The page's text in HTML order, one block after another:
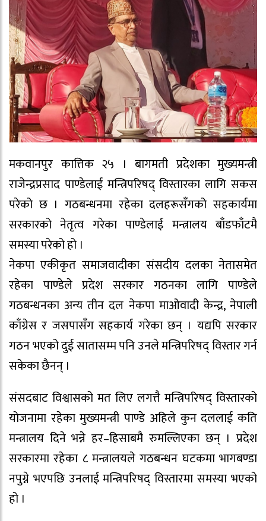
मकवानपुर कात्तिक २५ । बागमती प्रदेशका मुख्यमन्त्री
राजेन्द्रप्रसाद पाण्डेलाई मन्त्रिपरिषद् विस्तारका लागि सकस
परेको छ । गठबन्धनमा रहेका दलहरूसँगको सहकार्यमा
सरकारको नेतृत्व गरेका पाण्डेलाई मन्त्रालय बाँडफाँटमै
समस्या परेको हो ।
नेकपा एकीकृत समाजवादीका संसदीय दलका नेतासमेत
रहेका पाण्डेले प्रदेश सरकार गठनका लागि पाण्डेले
गठबन्धनका अन्य तीन दल नेकपा माओवादी केन्द्र, नेपाली
काँग्रेस र जसपासँग सहकार्य गरेका छन् । यद्यपि सरकार
गठन भएको दुई सातासम्म पनि उनले मन्त्रिपरिषद् विस्तार गर्न
सकेका छैनन् ।
संसदबाट विश्वासको मत लिए लगत्तै मन्त्रिपरिषद् विस्तारको
योजनामा रहेका मुख्यमन्त्री पाण्डे अहिले कुन दललाई कति
मन्त्रालय दिने भन्ने हर–हिसाबमै रुमल्लिएका छन् । प्रदेश
सरकारमा रहेका ८ मन्त्रालयले गठबन्धन घटकमा भागबण्डा
नपुग्ने भएपछि उनलाई मन्त्रिपरिषद् विस्तारमा समस्या भएको
हो ।